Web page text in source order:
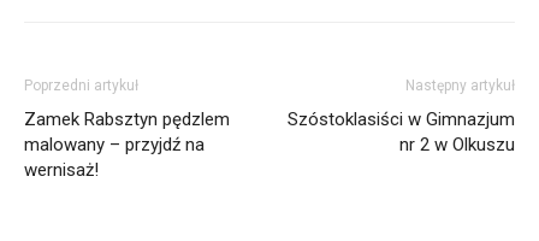
Poprzedni artykuł
Zamek Rabsztyn pędzlem
malowany – przyjdź na
wernisaż!
Następny artykuł
Szóstoklasiści w Gimnazjum
nr 2 w Olkuszu